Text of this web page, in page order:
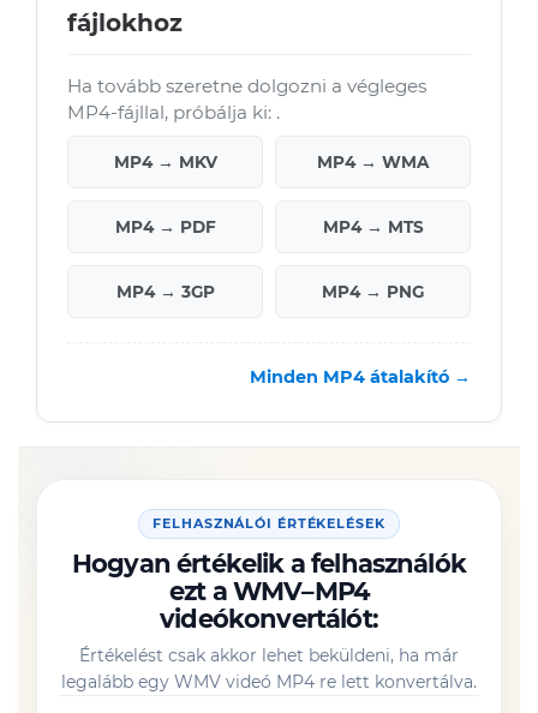
fájlokhoz
Ha tovább szeretne dolgozni a végleges
MP4-fájllal, próbálja ki: .
MP4 → MKV MP4 → WMA
MP4 → PDF MP4 → MTS
MP4 → 3GP MP4 → PNG
Minden MP4 átalakító →
FELHASZNÁLÓI ÉRTÉKELÉSEK
Hogyan értékelik a felhasználók
ezt a WMV–MP4
videókonvertálót:
Értékelést csak akkor lehet beküldeni, ha már
legalább egy WMV videó MP4 re lett konvertálva.